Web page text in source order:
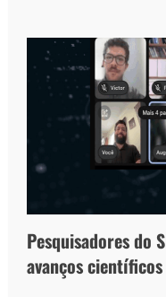
Pesquisadores do
avanços